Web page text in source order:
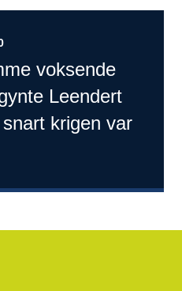
voksende
Leendert
krigen var